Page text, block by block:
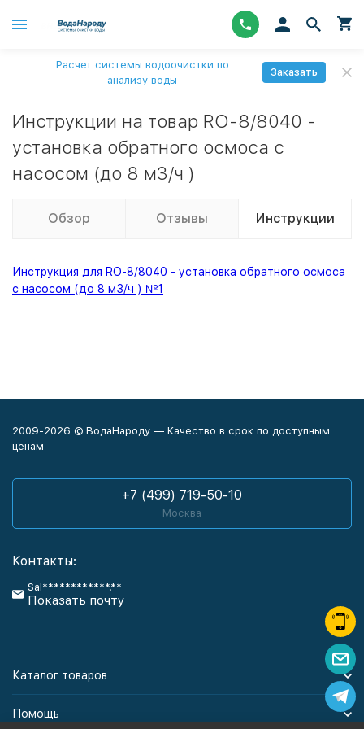
Расчет системы водоочистки по
анализу воды
Заказать
Инструкции на товар RO-8/8040 -
установка обратного осмоса с
насосом (до 8 м3/ч )
Обзор Отзывы Инструкции
Инструкция для RO-8/8040 - установка обратного осмоса
с насосом (до 8 м3/ч ) №1
2009-2026 © ВодаНароду — Качество в срок по доступным
ценам
+7 (499) 719-50-10
Москва
Контакты:
Sal************.**
Показать почту
Каталог товаров
Помощь